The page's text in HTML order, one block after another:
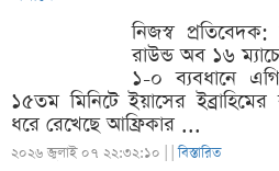
নিজস্ব
রাউন্ড অব ১৬
১-০ ব্যবধানে
১৫তম মিনিটে ইয়াসের
ধরে রেখেছে আফ্রিকার ...
২০২৬ জুলাই ০৭ ২২:৩২:১০ | |বিস্তারিত